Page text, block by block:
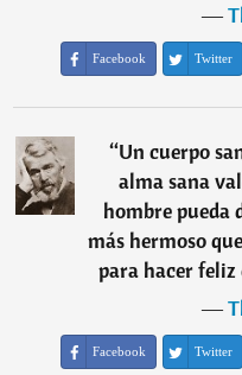
―
Facebook Twitter
“Un cuerpo
alma sana
hombre pueda
más hermoso
para hacer
―
Facebook Twitter